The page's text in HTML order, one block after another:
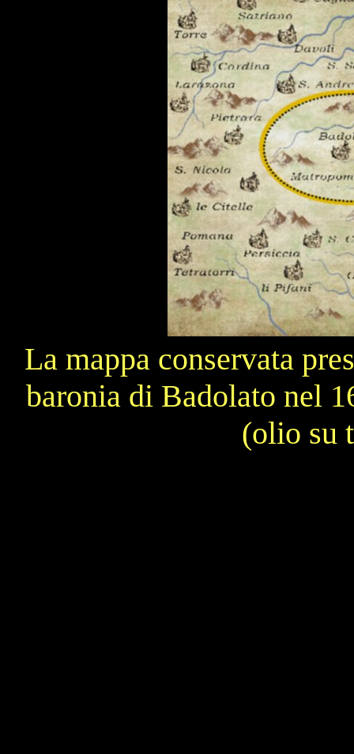
La mappa conservata
baronia di Badolato nel
(olio su